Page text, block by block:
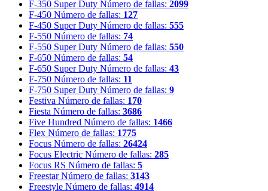
F-350 Super Duty Número de fallas: 2099
F-450 Número de fallas: 127
F-450 Super Duty Número de fallas: 555
F-550 Número de fallas: 74
F-550 Super Duty Número de fallas: 550
F-650 Número de fallas: 54
F-650 Super Duty Número de fallas: 43
F-750 Número de fallas: 11
F-750 Super Duty Número de fallas: 9
Festiva Número de fallas: 170
Fiesta Número de fallas: 3686
Five Hundred Número de fallas: 1466
Flex Número de fallas: 1775
Focus Número de fallas: 26424
Focus Electric Número de fallas: 285
Focus RS Número de fallas: 5
Freestar Número de fallas: 3143
Freestyle Número de fallas: 4914